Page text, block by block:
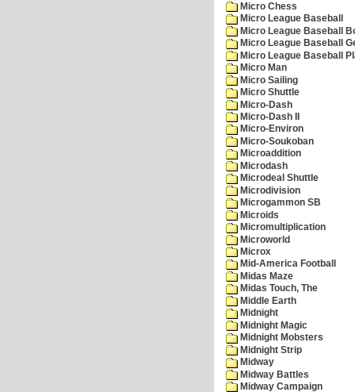
Micro Chess
Micro League Baseball
Micro League Baseball
Micro League Baseball
Micro League Baseball
Micro Man
Micro Sailing
Micro Shuttle
Micro-Dash
Micro-Dash II
Micro-Environ
Micro-Soukoban
Microaddition
Microdash
Microdeal Shuttle
Microdivision
Microgammon SB
Microids
Micromultiplication
Microworld
Microx
Mid-America Football
Midas Maze
Midas Touch, The
Middle Earth
Midnight
Midnight Magic
Midnight Mobsters
Midnight Strip
Midway
Midway Battles
Midway Campaign